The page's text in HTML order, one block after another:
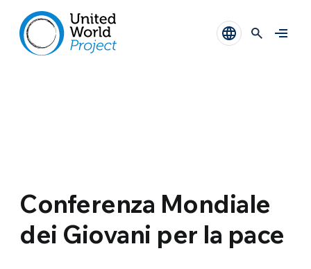
Conferenza Mondiale
dei Giovani per la pace